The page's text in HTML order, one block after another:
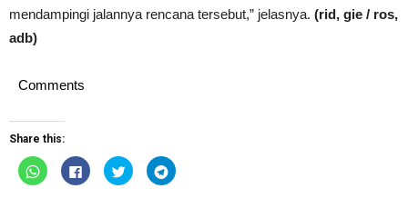
mendampingi jalannya rencana tersebut,” jelasnya. (rid, gie / ros,
adb)
Comments
Share this:
Click
to
share
Click
to
share
Click
to
share
Click
to